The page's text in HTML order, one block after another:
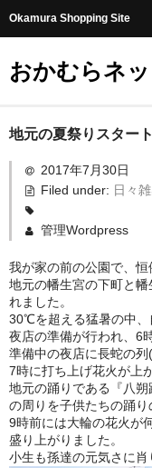
Okamura Shopping Site
おかむらネ
商品
社長日記
味噌
天然とらふぐ
国産とらふぐ
料理セット
刺身セット
鍋セット
地元の夏祭りスター
2017年7月30日
Filed under: 日々
管理Wordpress
我が家の前の公園で、恒
地元の幡生宮の下町と
れました。
30℃を超える猛暑の中、
夜店の準備が行われ、6
準備中の夜店に長蛇の
7時に打ち上げ花火が上
地元の踊りである『八
の周りを子供たちの踊り
9時前には大輪の花火が
盛り上がりました。
小生も孫達の元気さに肖